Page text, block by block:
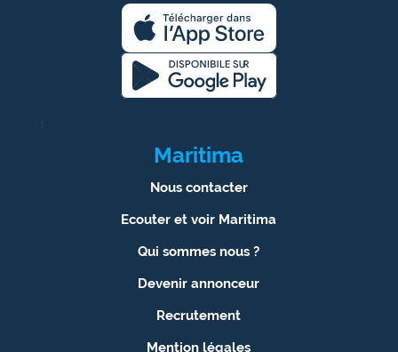
1
Maritima
Nous contacter
Ecouter et voir Maritima
Qui sommes nous ?
Devenir annonceur
Recrutement
Mention légales